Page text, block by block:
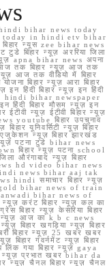
bihar news today
today in hindi etv bihar
न्यूस zee bihar news
बिहार न्यूज़ अररिया जिला
न्यूज़ apna bihar news अपना
आज तक बिहार न्यूज़ आज तक
आज तक वीडियो में बिहार
बिहार न्यूज़ आरा बिहार
हिंदी बिहार न्यूज़ इन हिंदी
hindi bihar newspaper
हिंदी बिहार मौसम न्यूज़ इन
न्यूज़ ईटीवी बिहार न्यूज़
youtube बिहार उपचुनाव
यूनिवर्सिटी न्यूज़ बिहार
एजुकेशन न्यूज़ बिहार झारखंड
न्यूज़ पटना टुडे bihar news
बिहार न्यूज़ पटना school
औरंगाबाद न्यूज़ बिहार
hd video bihar news
news bihar aaj tak
hindi समाचार बिहार न्यूज़
bihar news of train
bihar news of
न्यूज़ करंट बिहार न्यूज़ कल का
बिहार न्यूज़ केसरिया बिहार
न्यूज़ आज का k b c news
बिहार खगड़िया न्यूज़ बिहार
बिहार न्यूज़ 25 खबर खबर
बिहार गवर्नमेंट न्यूज़ बिहार
लिंक गया बिहार न्यूज़ gaya
न्यूज़ प्रभात खबर bihar da
न्यूज़ चैनल बिहार न्यूज़ चैनल